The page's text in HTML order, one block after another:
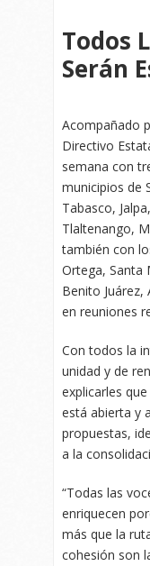
Todos
Serán
Acompañado
Directivo
semana con
municipios de
Tabasco,
Tlaltenango,
también con
Ortega, Santa
Benito Juárez,
en reuniones
Con todos la
unidad y de
explicarles
está abierta y
propuestas,
a la
“Todas las
enriquecen
más que la
cohesión son